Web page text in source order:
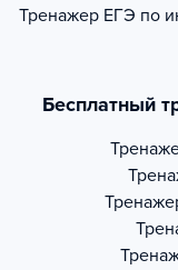
Тренажер ЕГЭ по
Бесплатный